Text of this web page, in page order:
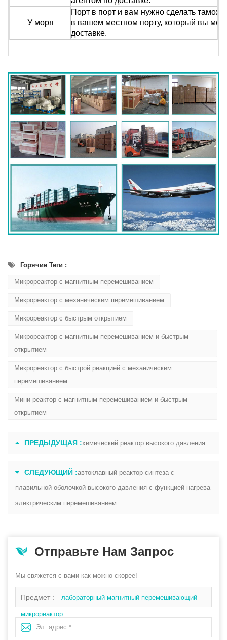
У моря
Порт в порт и вам нужно сделать
в вашем местном порту, который вы
доставке.
Горячие Теги :
Микрореактор с магнитным перемешиванием
Микрореактор с механическим перемешиванием
Микрореактор с быстрым открытием
Микрореактор с магнитным перемешиванием и быстрым
открытием
Микрореактор с быстрой реакцией с механическим
перемешиванием
Мини-реактор с магнитным перемешиванием и быстрым
открытием
ПРЕДЫДУЩАЯ :химический реактор высокого давления
СЛЕДУЮЩИЙ :автоклавный реактор синтеза с
плавильной оболочкой высокого давления с функцией нагрева
электрическим перемешиванием
Отправьте Нам Запрос
Мы свяжется с вами как можно скорее!
Предмет : лабораторный магнитный перемешивающий
микрореактор